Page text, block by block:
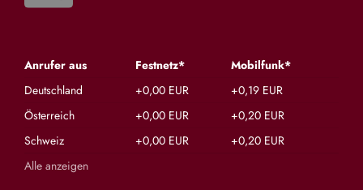
Anrufer aus Festnetz*
Mobilfunk*
Deutschland
+0,00 EUR
+0,19 EUR
Österreich
+0,00 EUR
+0,20 EUR
Schweiz
+0,00 EUR
+0,20 EUR
Alle anzeigen